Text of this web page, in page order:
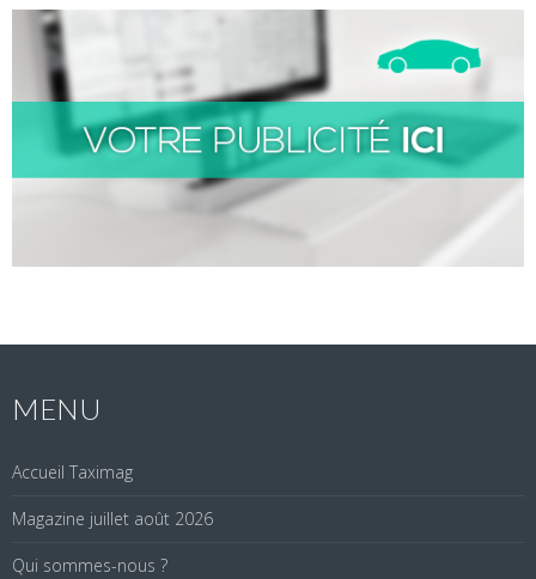
MENU
Accueil Taximag
Magazine juillet août 2026
Qui sommes-nous ?